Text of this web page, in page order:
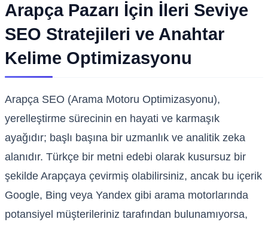
Arapça Pazarı İçin İleri Seviye
SEO Stratejileri ve Anahtar
Kelime Optimizasyonu
Arapça SEO (Arama Motoru Optimizasyonu),
yerelleştirme sürecinin en hayati ve karmaşık
ayağıdır; başlı başına bir uzmanlık ve analitik zeka
alanıdır. Türkçe bir metni edebi olarak kusursuz bir
şekilde Arapçaya çevirmiş olabilirsiniz, ancak bu içerik
Google, Bing veya Yandex gibi arama motorlarında
potansiyel müşterileriniz tarafından bulunamıyorsa,